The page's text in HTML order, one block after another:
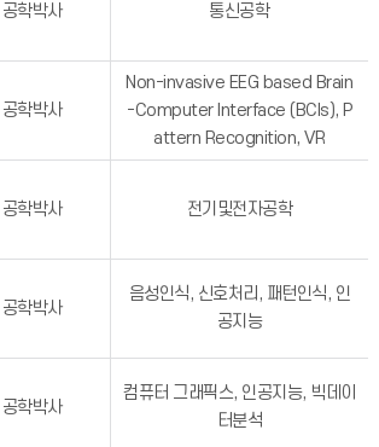
공학박사 통신공학
공학박사
Non-invasive EEG based Brain
-Computer Interface (BCIs), P
attern Recognition, VR
공학박사 전기및전자공학
공학박사
음성인식, 신호처리, 패턴인식, 인
공지능
공학박사
컴퓨터 그래픽스, 인공지능, 빅데이
터분석